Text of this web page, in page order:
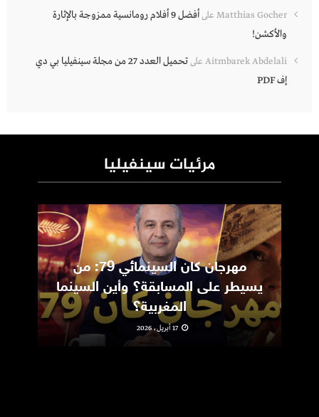
Matthias Gocher على
أفضل 9 أفلام رومانسية ممزوجة بالإثارة
والأكشن!
Aitmbarek Abdelali على
تحميل العدد 27 من مجلة سينفيليا بي دي
إف PDF
مرئيات سينفيليا
مهرجان كان السينمائي 79: من
يسيطر على المسابقة؟ وأين السينما
المغربية؟
17 أبريل، 2026